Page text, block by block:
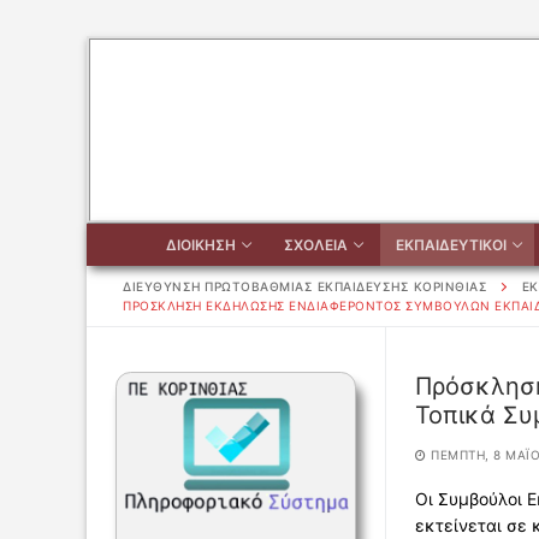
ΔΙΟΙΚΗΣΗ ΣΧΟΛΕΙΑ ΕΚΠΑΙΔΕΥΤΙΚΟΙ
Αναζήτηση
για:
ΔΙΟΙΚΗΣΗ
ΔΙΟΙΚΗΣΗ
ΣΧΟΛΕΙΑ
ΔΙΕΥΘΥΝΣΗ ΠΡΩΤΟΒΑΘΜΙΑΣ ΕΚΠΑΙΔΕΥΣΗΣ ΚΟΡΙΝΘΙΑΣ
ΠΡΌΣΚΛΗΣΗ ΕΚΔΉΛΩΣΗΣ ΕΝΔΙΑΦΈΡΟΝΤΟΣ ΣΥΜΒΟΎΛΩΝ
Τοπικά
ΠΈΜΠΤΗ, 8
Οι Συμβούλοι
εκτείνεται σε